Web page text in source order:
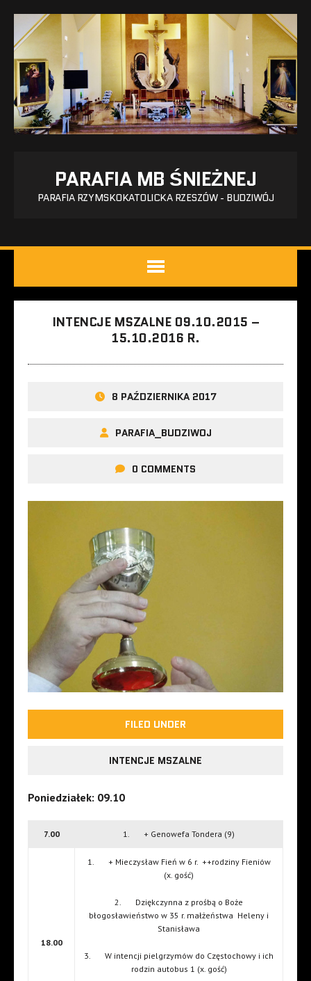
PARAFIA MB ŚNIEŻNEJ
PARAFIA RZYMSKOKATOLICKA RZESZÓW - BUDZIWÓJ
INTENCJE MSZALNE 09.10.2015 –
15.10.2016 R.
8 PAŹDZIERNIKA 2017
PARAFIA_BUDZIWOJ
0 COMMENTS
FILED UNDER
INTENCJE MSZALNE
Poniedziałek: 09.10
7.00 1. + Genowefa Tondera (9)
18.00
1. + Mieczysław Fień w 6 r. ++rodziny Fieniów
(x. gość)
2. Dziękczynna z prośbą o Boże
błogosławieństwo w 35 r. małżeństwa Heleny i
Stanisława
3. W intencji pielgrzymów do Częstochowy i ich
rodzin autobus 1 (x. gość)